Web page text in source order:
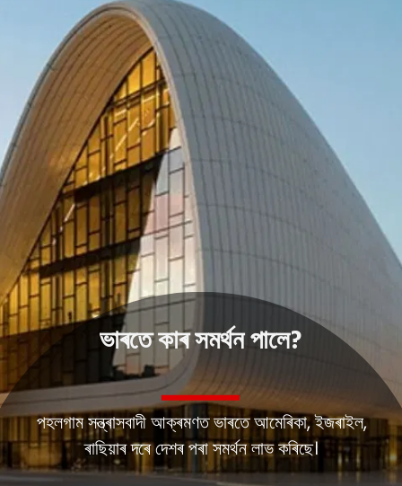
পহলগাম সন্ত্ৰাসবাদী আক্ৰমণত ভাৰতে আমেৰিকা, ইজৰাইল,
ৰাছিয়াৰ দৰে দেশৰ পৰা সমৰ্থন লাভ কৰিছে।
ভাৰতে কাৰ সমৰ্থন পালে?